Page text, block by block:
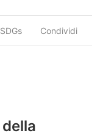
Condividi